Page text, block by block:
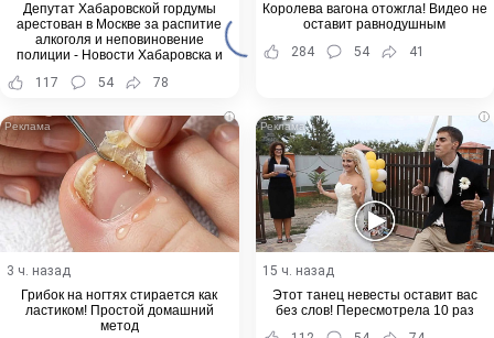
Депутат Хабаровской гордумы
арестован в Москве за распитие
алкоголя и неповиновение
полиции - Новости Хабаровска и
117 54 78
Королева вагона отожгла! Видео не
оставит равнодушным
284
54 41
i
3 ч. назад
Грибок на ногтях стирается как
ластиком! Простой домашний
метод
i
15 ч. назад
Этот танец невесты оставит вас
без слов! Пересмотрела 10 раз